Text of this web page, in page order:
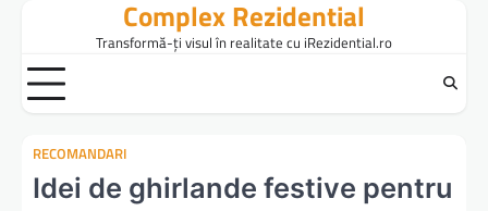
content
Complex Rezidential
Transformă-ți visul în realitate cu iRezidential.ro
RECOMANDARI
Idei de ghirlande festive pentru